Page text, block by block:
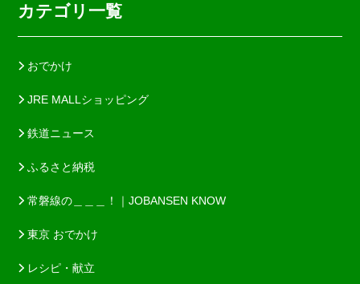
カテゴリ一覧
おでかけ
JRE MALLショッピング
鉄道ニュース
ふるさと納税
常磐線の＿＿＿！｜JOBANSEN KNOW
東京 おでかけ
レシピ・献立